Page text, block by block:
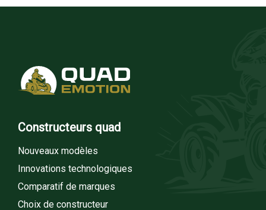
Constructeurs quad
Nouveaux modèles
Innovations technologiques
Comparatif de marques
Choix de constructeur